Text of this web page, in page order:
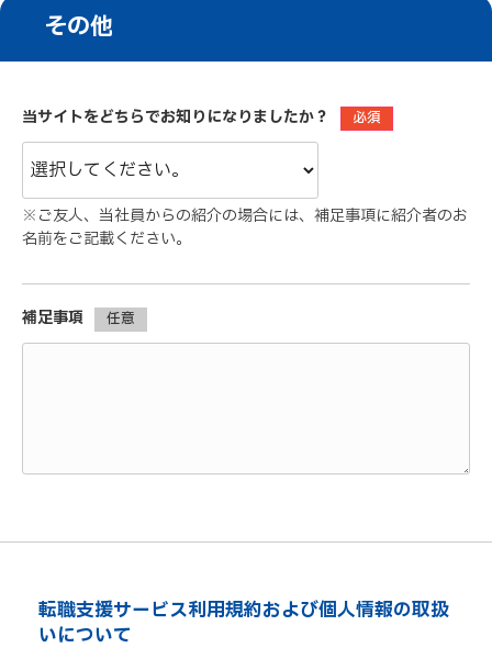
その他
当サイトをどちらでお知りになりましたか？ 必須
※ご友人、当社員からの紹介の場合には、補足事項に紹介者のお
名前をご記載ください。
補足事項 任意
転職支援サービス利用規約および個人情報の取扱
いについて